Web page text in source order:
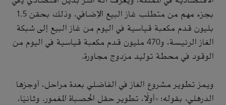
بجزء مهم من متطلب غاز البيع الإضافي، وذلك بحقن 1.5
بليون قدم مكعبة قياسية في اليوم من غاز البيع إلى شبكة
الغاز الرئيسة، و470 مليون قدم مكعبة قياسية في اليوم من
الوقود في محطة توليد مزدوج مجاورة.
ويمرّ تطوير مشروع الغاز في الفاضلي بعدة مراحل، أوجزها
الدرهلي، بقوله: «أولًا، تطوير حقل الحصباة المغمور. وثانيًا،